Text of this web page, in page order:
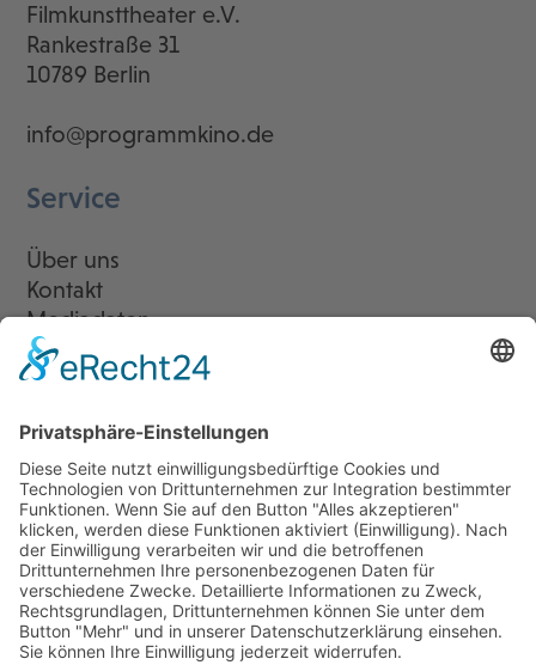
Filmkunsttheater e.V.
Rankestraße 31
10789 Berlin
info@programmkino.de
Service
Über uns
Kontakt
Mediadaten
Newsletter
LogIn
Legal
Impressum
Datenschutzerklärung
Cookie-Einstellungen